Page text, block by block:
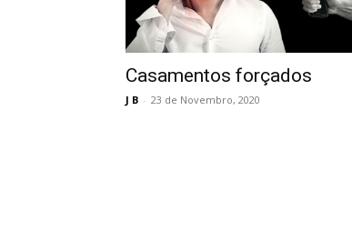
Casamentos forçados
J B - 23 de Novembro, 2020